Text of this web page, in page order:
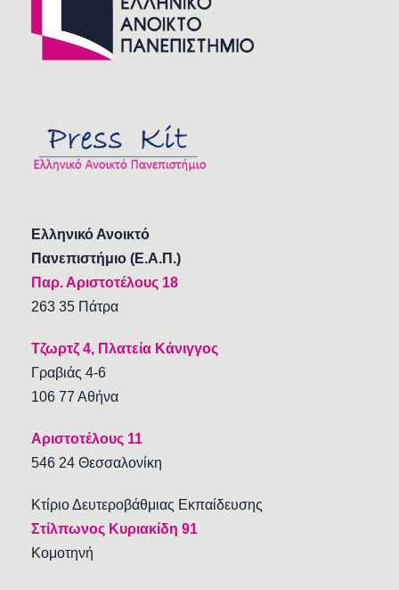
Ελληνικό Ανοικτό
Πανεπιστήμιο (Ε.Α.Π.)
Παρ. Αριστοτέλους 18
263 35 Πάτρα
Τζωρτζ 4, Πλατεία Κάνιγγος
Γραβιάς 4-6
106 77 Αθήνα
Αριστοτέλους 11
546 24 Θεσσαλονίκη
Κτίριο Δευτεροβάθμιας Εκπαίδευσης
Στίλπωνος Κυριακίδη 91
Κομοτηνή